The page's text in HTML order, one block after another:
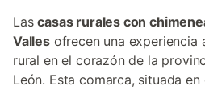
Lascasas rurales con
Vallesofrecen una experiencia
rural en el corazón de la
León. Esta comarca, situada